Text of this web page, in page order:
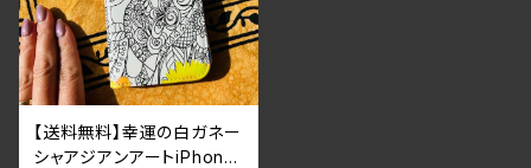
【送料無料】幸運の白ガネー
シャアジアンアートiPhone